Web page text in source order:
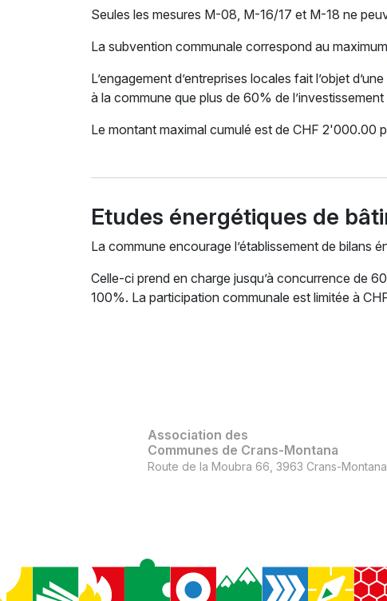
Seules les mesures M-08, M-16/17 et M-18 ne
La subvention communale correspond au
L’engagement d’entreprises locales fait l’objet
à la commune que plus de 60% de
Le montant maximal cumulé est de CHF 2'000.00
Etudes énergétiques de
La commune encourage l’établissement de bilans
Celle-ci prend en charge jusqu’à concurrence de
100%. La participation communale est limitée à
Association des
Communes de Crans-Montana
Route de la Moubra 66, 3963 Crans-Montana